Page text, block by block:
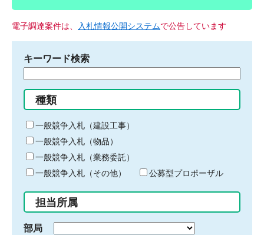
電子調達案件は、 入札情報公開システムで公告しています
キーワード検索
る
キ
ー
ワ
ー
ド
入
力
種類
一般競争入札（建設工事）
一般競争入札（物品）
一般競争入札（業務委託）
一般競争入札（その他）
公募型プロポーザル
担当所属
部局